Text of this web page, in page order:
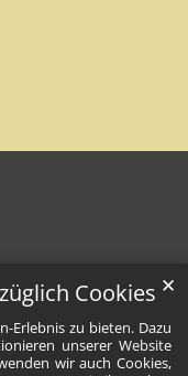
Cookies
Erlebnis zu bieten. Dazu
unserer Website
wir auch Cookies,
✕